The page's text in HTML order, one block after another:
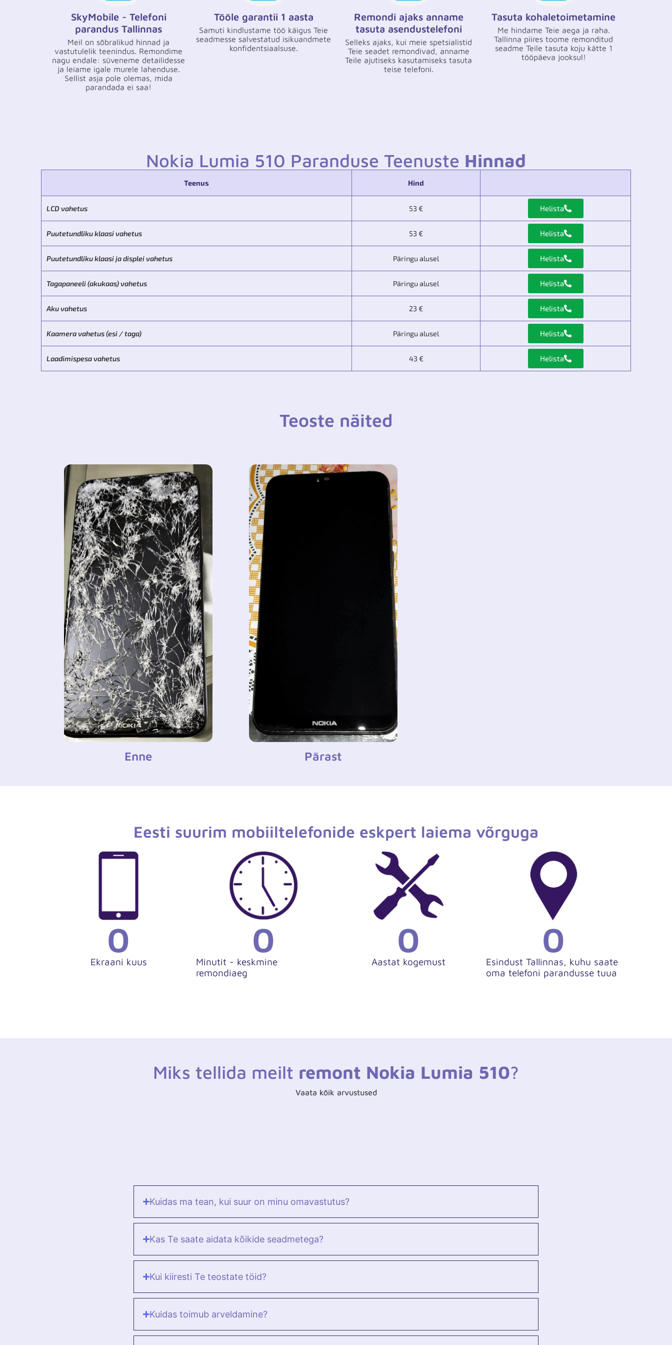
SkyMobile - Telefoni
parandus Tallinnas
Meil on sõbralikud hinnad ja
vastutulelik teenindus. Remondime
nagu endale: süveneme detailidesse
ja leiame igale murele lahenduse.
Sellist asja pole olemas, mida
parandada ei saa!
Tööle garantii 1 aasta
Samuti kindlustame töö käigus Teie
seadmesse salvestatud isikuandmete
konfidentsiaalsuse.
Remondi ajaks anname
tasuta asendustelefoni
Selleks ajaks, kui meie spetsialistid
Teie seadet remondivad, anname
Teile ajutiseks kasutamiseks tasuta
teise telefoni.
Tasuta kohaletoimetamine
Me hindame Teie aega ja raha.
Tallinna piires toome remonditud
seadme Teile tasuta koju kätte 1
tööpäeva jooksul!
Nokia Lumia 510 Paranduse Teenuste Hinnad
Teenus Hind
LCD vahetus 53 € Helista
Puutetundliku klaasi vahetus 53 € Helista
Puutetundliku klaasi ja displei vahetus Päringu alusel Helista
Tagapaneeli (akukaas) vahetus Päringu alusel Helista
Aku vahetus 23 € Helista
Kaamera vahetus (esi / taga) Päringu alusel Helista
Laadimispesa vahetus 43 € Helista
Teoste näited
Enne Pärast
Eesti suurim mobiiltelefonide eskpert laiema võrguga
Ekraani kuus
0
Minutit - keskmine
remondiaeg
0
Aastat kogemust
0
Esindust Tallinnas, kuhu saate
oma telefoni parandusse tuua
0
Miks tellida meilt remont Nokia Lumia 510?
Vaata kõik arvustused
Kuidas ma tean, kui suur on minu omavastutus?
Kas Te saate aidata kõikide seadmetega?
Kui kiiresti Te teostate töid?
Kuidas toimub arveldamine?